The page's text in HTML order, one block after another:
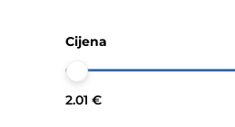
Cijena
2.01 €